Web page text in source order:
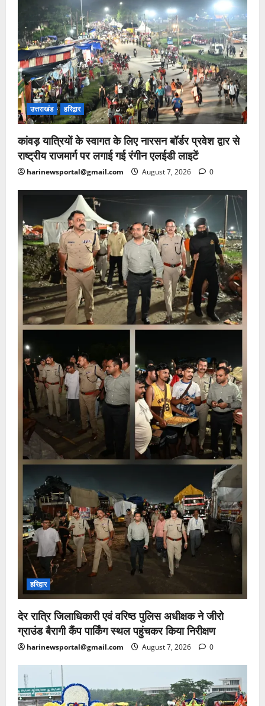
उत्तराखंड हरिद्वार
कांवड़ यात्रियों के स्वागत के लिए नारसन बॉर्डर प्रवेश द्वार से
राष्ट्रीय राजमार्ग पर लगाई गई रंगीन एलईडी लाइटें
harinewsportal@gmail.com August 7, 2026 0
हरिद्वार
देर रात्रि जिलाधिकारी एवं वरिष्ठ पुलिस अधीक्षक ने जीरो
ग्राउंड बैरागी कैंप पार्किंग स्थल पहुंचकर किया निरीक्षण
harinewsportal@gmail.com August 7, 2026 0